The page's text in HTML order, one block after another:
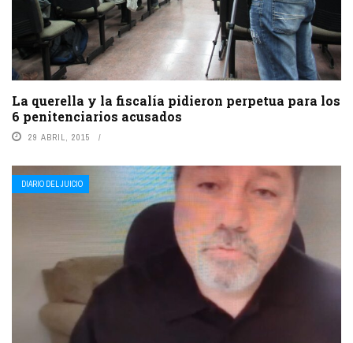
La querella y la fiscalía pidieron perpetua para los
6 penitenciarios acusados
29 ABRIL, 2015
DIARIO DEL JUICIO